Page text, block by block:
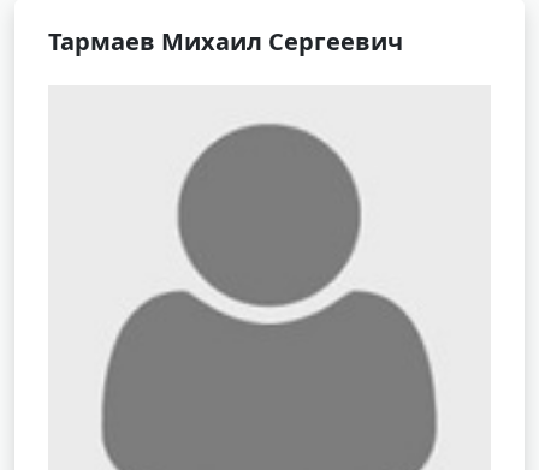
Тармаев Михаил Сергеевич